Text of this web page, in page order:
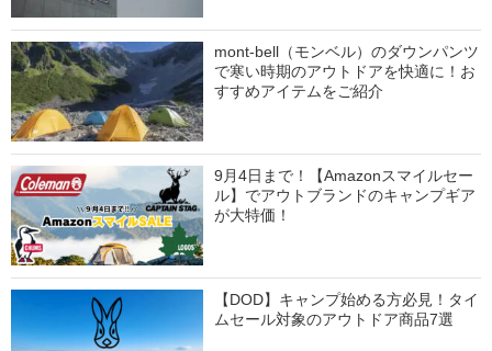
mont-bell（モンベル）のダウンパンツ
で寒い時期のアウトドアを快適に！お
すすめアイテムをご紹介
9月4日まで！【Amazonスマイルセー
ル】でアウトブランドのキャンプギア
が大特価！
【DOD】キャンプ始める方必見！タイ
ムセール対象のアウトドア商品7選